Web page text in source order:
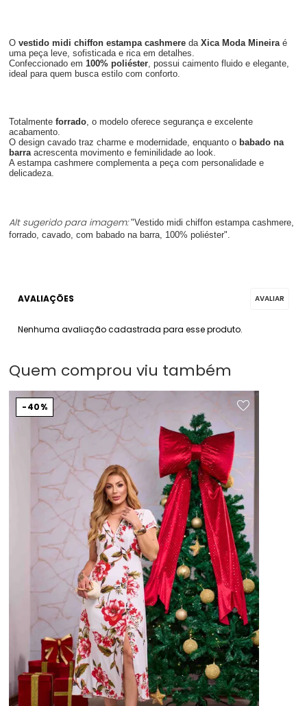
Ovestido midi chiffon estampa cashmere daXica Moda Mineiraé
uma peça leve, sofisticada e rica em detalhes.
Confeccionado em100% poliéster, possui caimento fluido e elegante,
ideal para quem busca estilo com conforto.
Totalmenteforrado, o modelo oferece segurança e excelente
acabamento.
O design cavado traz charme e modernidade, enquanto o babado na
barraacrescenta movimento e feminilidade ao look.
A estampa cashmere complementa a peça com personalidade e
delicadeza.
Alt sugerido para imagem:"Vestido midi chiffon estampa cashmere,
forrado, cavado, com babado na barra, 100% poliéster".
Nenhuma avaliação cadastrada para esse produto.
Quem comprou viu também
40%